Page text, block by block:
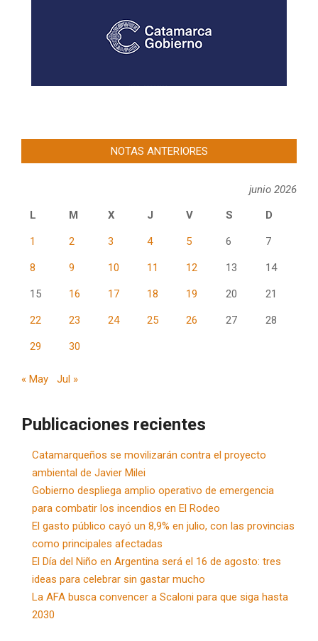
NOTAS ANTERIORES
junio 2026
L
M X J V S D
1 2 3 4 5 6 7
8 9 10 11 12 13 14
15 16 17 18 19 20 21
22 23 24 25 26 27 28
29 30
« May Jul »
Publicaciones recientes
Catamarqueños se movilizarán contra el proyecto
ambiental de Javier Milei
Gobierno despliega amplio operativo de emergencia
para combatir los incendios en El Rodeo
El gasto público cayó un 8,9% en julio, con las provincias
como principales afectadas
El Día del Niño en Argentina será el 16 de agosto: tres
ideas para celebrar sin gastar mucho
La AFA busca convencer a Scaloni para que siga hasta
2030